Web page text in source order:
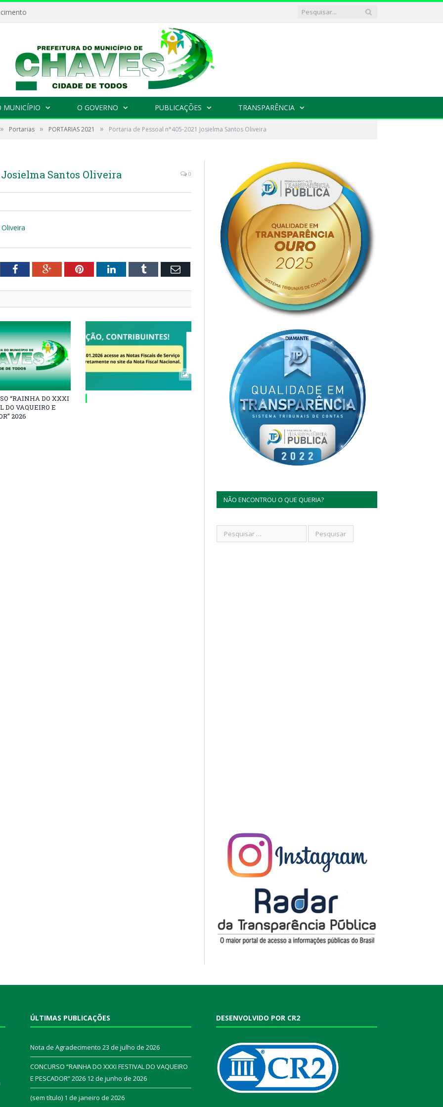
MUNICÍPIO O GOVERNO PUBLICAÇÕES TRANSPARÊNCIA
» Portarias » PORTARIAS 2021 » Portaria de Pessoal n°405-2021 Josielma Santos Oliveira
Josielma Santos Oliveira 0
FacebookGoogle+PinterestLinkedInTumblr Email
“RAINHA DO XXXI
DO VAQUEIRO E
2026
NÃO ENCONTROU O QUE QUERIA?
ÚLTIMAS PUBLICAÇÕES
Nota de Agradecimento 23 de julho de 2026
CONCURSO “RAINHA DO XXXI FESTIVAL DO VAQUEIRO
E PESCADOR” 2026 12 de junho de 2026
(sem título) 1 de janeiro de 2026
DESENVOLVIDO POR CR2